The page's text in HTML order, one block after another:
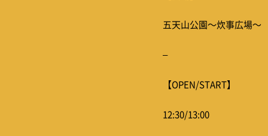
五天山公園〜炊事広場〜
–
【OPEN/START】
12:30/13:00